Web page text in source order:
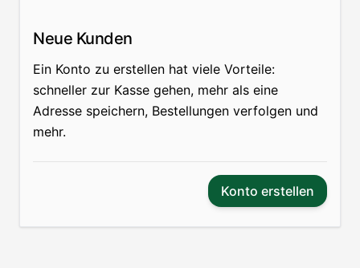
Neue Kunden
Ein Konto zu erstellen hat viele Vorteile:
schneller zur Kasse gehen, mehr als eine
Adresse speichern, Bestellungen verfolgen und
mehr.
Konto erstellen